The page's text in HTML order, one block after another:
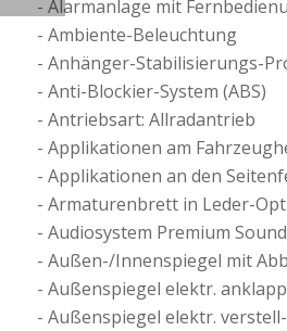
Alarmanlage mit
Ambiente-Beleuchtung
Anhänger-Stabilisierungs-
Anti-Blockier-System (ABS)
Antriebsart: Allradantrieb
Applikationen am
Applikationen an den
Armaturenbrett in Leder-
Audiosystem Premium
Außen-/Innenspiegel mit
Außenspiegel elektr.
Außenspiegel elektr.